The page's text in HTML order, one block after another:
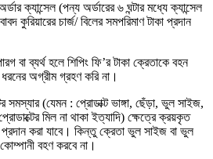
ক্যান্সেল (পন্য অর্ডারের ৬ ঘন্টার মধ্যে ক্যান্সেল
কুরিয়ারের চার্জ/ বিলের সমপরিমাণ টাকা প্রদান
বা ব্যর্থ হলে শিপিং ফি’র টাকা ক্রেতাকে বহন
অগ্রীম গ্রহণ করি না।
সমস্যার (যেমন : প্রোডাক্ট ভাঙ্গা, ছেঁড়া, ভুল সাইজ,
মিল না থাকা ইত্যাদি) ক্ষেত্রে ক্রয়কৃত
করা যাবে। কিন্তু ক্রেতা ভুল সাইজ বা ভুল
বহণ করবে না।